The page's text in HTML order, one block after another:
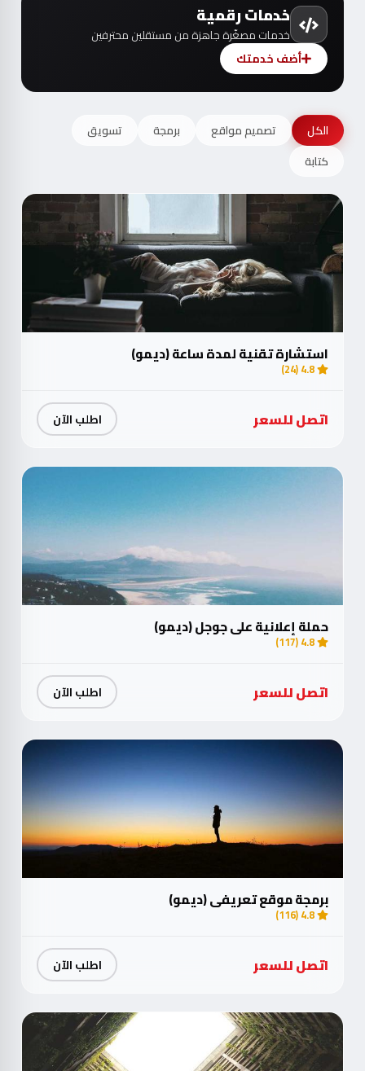
خدمات رقمية
خدمات مصغّرة جاهزة من مستقلين محترفين
أضف خدمتك
الكل تصميم مواقع برمجة
تسويق
كتابة
استشارة تقنية لمدة ساعة (ديمو)
4.8 (24)
اتصل للسعر اطلب الآن
حملة إعلانية على جوجل (ديمو)
4.8 (117)
اتصل للسعر اطلب الآن
برمجة موقع تعريفي (ديمو)
4.8 (116)
اتصل للسعر اطلب الآن